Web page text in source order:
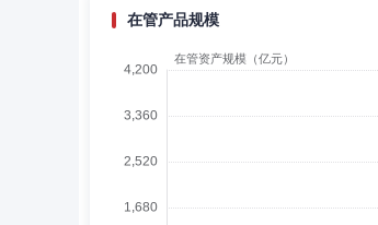
在管产品规模